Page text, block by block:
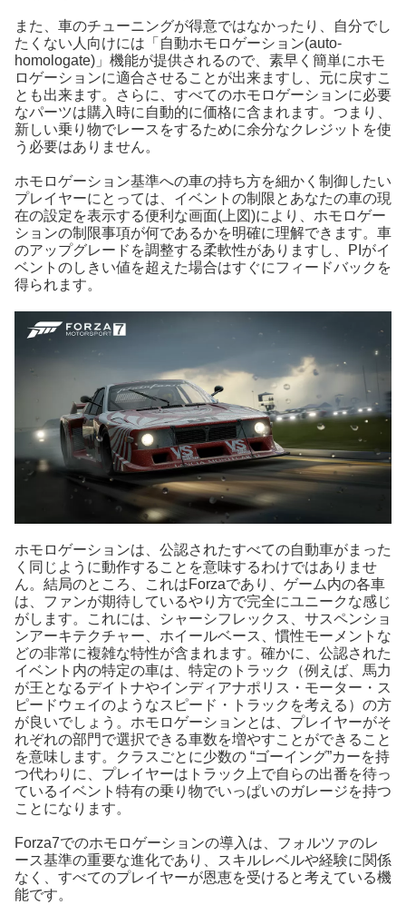
また、車のチューニングが得意ではなかったり、自分でし
たくない人向けには「自動ホモロゲーション(auto-
homologate)」機能が提供されるので、素早く簡単にホモ
ロゲーションに適合させることが出来ますし、元に戻すこ
とも出来ます。さらに、すべてのホモロゲーションに必要
なパーツは購入時に自動的に価格に含まれます。つまり、
新しい乗り物でレースをするために余分なクレジットを使
う必要はありません。
ホモロゲーション基準への車の持ち方を細かく制御したい
プレイヤーにとっては、イベントの制限とあなたの車の現
在の設定を表示する便利な画面(上図)により、ホモロゲー
ションの制限事項が何であるかを明確に理解できます。車
のアップグレードを調整する柔軟性がありますし、PIがイ
ベントのしきい値を超えた場合はすぐにフィードバックを
得られます。
ホモロゲーションは、公認されたすべての自動車がまった
く同じように動作することを意味するわけではありませ
ん。結局のところ、これはForzaであり、ゲーム内の各車
は、ファンが期待しているやり方で完全にユニークな感じ
がします。これには、シャーシフレックス、サスペンショ
ンアーキテクチャー、ホイールベース、慣性モーメントな
どの非常に複雑な特性が含まれます。確かに、公認された
イベント内の特定の車は、特定のトラック（例えば、馬力
が王となるデイトナやインディアナポリス・モーター・ス
ピードウェイのようなスピード・トラックを考える）の方
が良いでしょう。ホモロゲーションとは、プレイヤーがそ
れぞれの部門で選択できる車数を増やすことができること
を意味します。クラスごとに少数の “ゴーイング”カーを持
つ代わりに、プレイヤーはトラック上で自らの出番を待っ
ているイベント特有の乗り物でいっぱいのガレージを持つ
ことになります。
Forza7でのホモロゲーションの導入は、フォルツァのレ
ース基準の重要な進化であり、スキルレベルや経験に関係
なく、すべてのプレイヤーが恩恵を受けると考えている機
能です。